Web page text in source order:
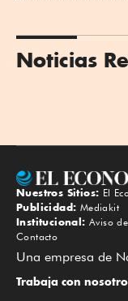
Noticias
Nuestros Sitios: El
Publicidad: Mediakit
Institucional: Aviso
Contacto
Una empresa de
Trabaja con